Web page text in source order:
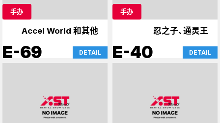
手办
Accel World 和其他
E-69 DETAIL
手办
忍之子、通灵王
E-40 DETAIL